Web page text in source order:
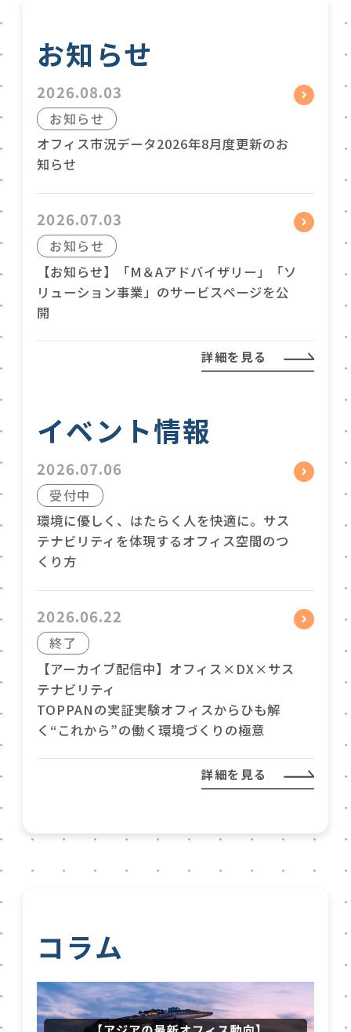
お知らせ
2026.08.03
お知らせ
オフィス市況データ2026年8月度更新のお
知らせ
2026.07.03
お知らせ
【お知らせ】「M＆Aアドバイザリー」「ソ
リューション事業」のサービスページを公
開
詳細を見る
イベント情報
2026.07.06
受付中
環境に優しく、はたらく人を快適に。サス
テナビリティを体現するオフィス空間のつ
くり方
2026.06.22
終了
【アーカイブ配信中】オフィス×DX×サス
テナビリティ
TOPPANの実証実験オフィスからひも解
く“これから”の働く環境づくりの極意
詳細を見る
コラム